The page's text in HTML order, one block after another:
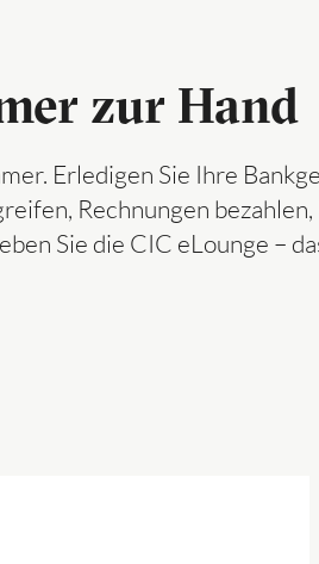
zur Hand
Erledigen Sie Ihre
Rechnungen
Sie die CIC eLounge –